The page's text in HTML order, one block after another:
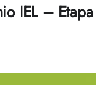
IEL –